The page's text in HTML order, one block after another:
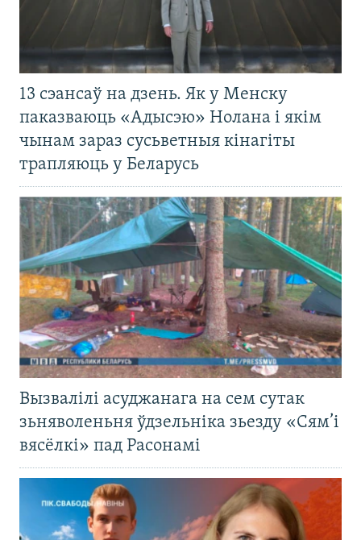
13 сэансаў на дзень. Як у Менску
паказваюць «Адысэю» Нолана і якім
чынам зараз сусьветныя кінагіты
трапляюць у Беларусь
Вызвалілі асуджанага на сем сутак
зьняволеньня ўдзельніка зьезду «Сям’і
вясёлкі» пад Расонамі